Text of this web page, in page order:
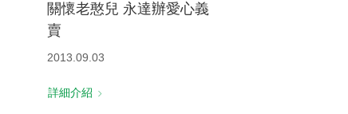
關懷老憨兒 永達辦愛心義
賣
2013.09.03
詳細介紹